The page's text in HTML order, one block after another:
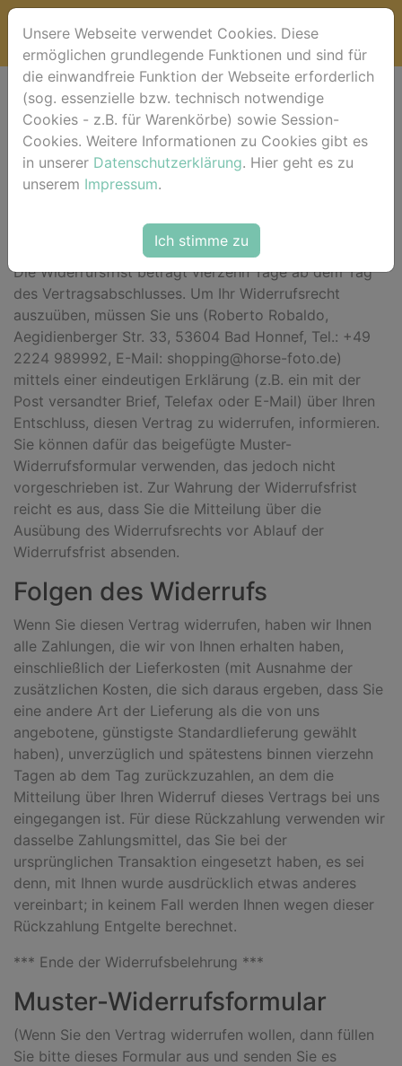
Widerrufsbelehrung
*** Beginn der Widerrufsbelehrung ***
Widerrufsrecht
Sie haben das Recht, binnen vierzehn Tagen ohne
Angabe von Gründen diesen Vertrag zu widerrufen.
Die Widerrufsfrist beträgt vierzehn Tage ab dem Tag
des Vertragsabschlusses. Um Ihr Widerrufsrecht
auszuüben, müssen Sie uns (Roberto Robaldo,
Aegidienberger Str. 33, 53604 Bad Honnef, Tel.: +49
2224 989992, E-Mail: shopping@horse-foto.de)
mittels einer eindeutigen Erklärung (z.B. ein mit der
Post versandter Brief, Telefax oder E-Mail) über Ihren
Entschluss, diesen Vertrag zu widerrufen, informieren.
Sie können dafür das beigefügte Muster-
Widerrufsformular verwenden, das jedoch nicht
vorgeschrieben ist. Zur Wahrung der Widerrufsfrist
reicht es aus, dass Sie die Mitteilung über die
Ausübung des Widerrufsrechts vor Ablauf der
Widerrufsfrist absenden.
Folgen des Widerrufs
Wenn Sie diesen Vertrag widerrufen, haben wir Ihnen
alle Zahlungen, die wir von Ihnen erhalten haben,
einschließlich der Lieferkosten (mit Ausnahme der
zusätzlichen Kosten, die sich daraus ergeben, dass Sie
eine andere Art der Lieferung als die von uns
angebotene, günstigste Standardlieferung gewählt
haben), unverzüglich und spätestens binnen vierzehn
Tagen ab dem Tag zurückzuzahlen, an dem die
Mitteilung über Ihren Widerruf dieses Vertrags bei uns
eingegangen ist. Für diese Rückzahlung verwenden wir
dasselbe Zahlungsmittel, das Sie bei der
ursprünglichen Transaktion eingesetzt haben, es sei
denn, mit Ihnen wurde ausdrücklich etwas anderes
vereinbart; in keinem Fall werden Ihnen wegen dieser
Rückzahlung Entgelte berechnet.
*** Ende der Widerrufsbelehrung ***
Muster-Widerrufsformular
(Wenn Sie den Vertrag widerrufen wollen, dann füllen
Sie bitte dieses Formular aus und senden Sie es
Unsere Webseite verwendet Cookies. Diese
ermöglichen grundlegende Funktionen und sind für
die einwandfreie Funktion der Webseite erforderlich
(sog. essenzielle bzw. technisch notwendige
Cookies - z.B. für Warenkörbe) sowie Session-
Cookies. Weitere Informationen zu Cookies gibt es
in unserer Datenschutzerklärung. Hier geht es zu
unserem Impressum.
Ich stimme zu